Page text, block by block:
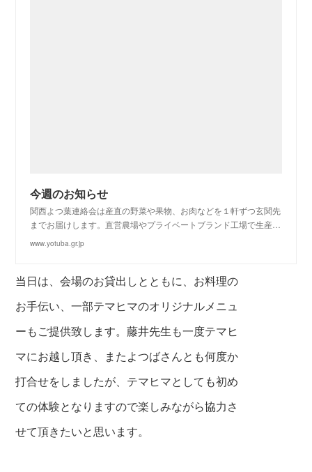
今週のお知らせ
関西よつ葉連絡会は産直の野菜や果物、お肉などを１軒ずつ玄関先
までお届けします。直営農場やプライベートブランド工場で生産…
www.yotuba.gr.jp
当日は、会場のお貸出しとともに、お料理の
お手伝い、一部テマヒマのオリジナルメニュ
ーもご提供致します。藤井先生も一度テマヒ
マにお越し頂き、またよつばさんとも何度か
打合せをしましたが、テマヒマとしても初め
ての体験となりますので楽しみながら協力さ
せて頂きたいと思います。